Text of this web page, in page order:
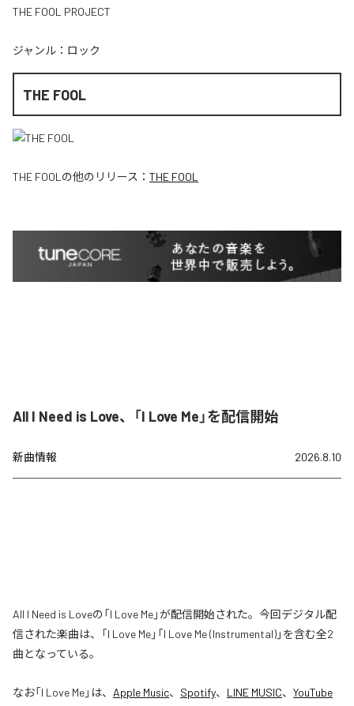
THE FOOL PROJECT
ジャンル： ロック
THE FOOL
THE FOOL の他のリリース： THE FOOL
All I Need is Love、「I Love Me」を配信開始
新曲情報 2026.8.10
All I Need is Loveの「I Love Me」が配信開始された。今回デジタル配
信された楽曲は、「I Love Me」「I Love Me (Instrumental)」を含む全2
曲となっている。
なお「I Love Me」は、 Apple Music、 Spotify、 LINE MUSIC、 YouTube